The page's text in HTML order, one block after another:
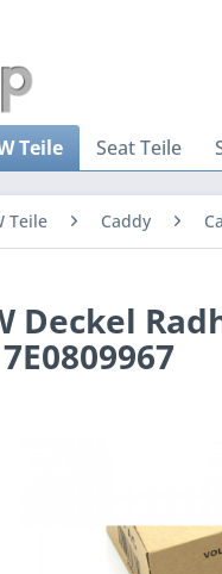
Teile Seat Teile
Teile Caddy
Deckel